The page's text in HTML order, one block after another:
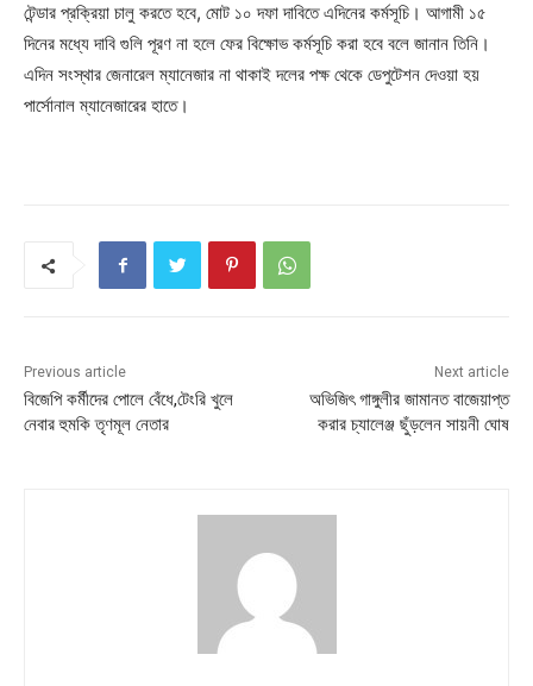
টেন্ডার প্রক্রিয়া চালু করতে হবে, মোট ১০ দফা দাবিতে এদিনের কর্মসূচি। আগামী ১৫
দিনের মধ্যে দাবি গুলি পূরণ না হলে ফের বিক্ষোভ কর্মসূচি করা হবে বলে জানান তিনি।
এদিন সংস্থার জেনারেল ম্যানেজার না থাকাই দলের পক্ষ থেকে ডেপুটেশন দেওয়া হয়
পার্সোনাল ম্যানেজারের হাতে।
Previous article
বিজেপি কর্মীদের পোলে বেঁধে,টেংরি খুলে
নেবার হুমকি তৃণমূল নেতার
Next article
অভিজিৎ গাঙ্গুলীর জামানত বাজেয়াপ্ত
করার চ্যালেঞ্জ ছুঁড়লেন সায়নী ঘোষ